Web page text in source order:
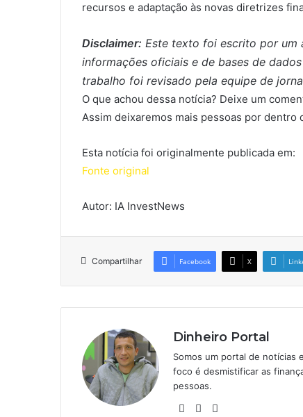
recursos e adaptação às novas diretrizes
Disclaimer: Este texto foi escrito por um
informações oficiais e de bases de
trabalho foi revisado pela equipe de
O que achou dessa notícia? Deixe um
Assim deixaremos mais pessoas por
Esta notícia foi originalmente publicada em:
Fonte original
Autor: IA InvestNews
Compartilhar Facebook X
Dinheiro Portal
Somos um portal de notícias
foco é desmistificar as
pessoas.
WebsiteLinkedin